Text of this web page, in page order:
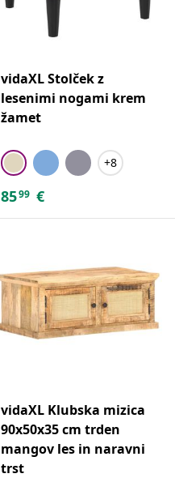
vidaXL Stolček z
lesenimi nogami krem
žamet
+8
8599 €
vidaXL Klubska mizica
90x50x35 cm trden
mangov les in naravni
trst